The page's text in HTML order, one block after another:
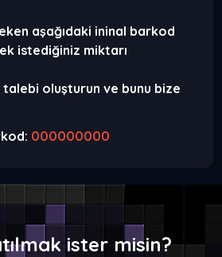
aşağıdaki ininal barkod
istediğiniz miktarı
oluşturun ve bunu bize
000000000
ister misin?